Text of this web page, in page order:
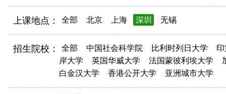
上课地点： 全部 北京 上海 深圳 无锡
招生院校： 全部 中国社会科学院 比利时列日大学
岸大学
英国华威大学 法国蒙彼利埃大学
白金汉大学
香港公开大学 亚洲城市大学